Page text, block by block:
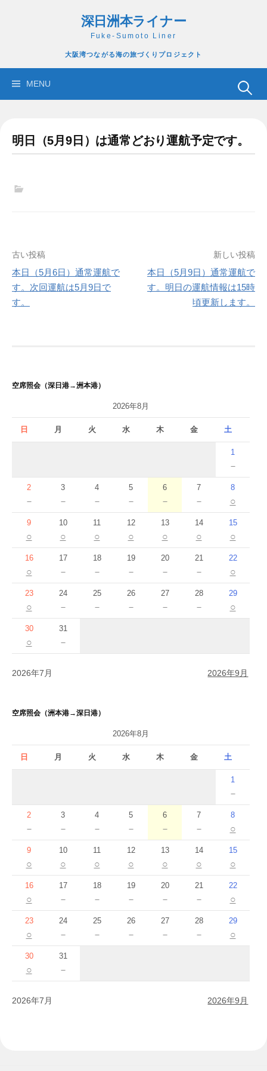
ツ
深日洲本ライナー
Fuke-Sumoto Liner
大阪湾つながる海の旅づくりプロジェクト
MENU
検
明日（5月9日）は通常どおり運航予定です。
投
稿
ナ
シ
ン
古い投稿
本日（5月6日）通常運航で
す。次回運航は5月9日で
す。
新しい投稿
本日（5月9日）通常運航で
す。明日の運航情報は15時
頃更新します。
空席照会（深日港→洲本港）
2026年8月
日 月 火 水 木 金 土
1
－
2
－
3
－
4
－
5
－
6
－
7
－
8
○
9
○
10
○
11
○
12
○
13
○
14
○
15
○
16
○
17
－
18
－
19
－
20
－
21
－
22
○
23
○
24
－
25
－
26
－
27
－
28
－
29
○
30
○
31
－
2026年7月 2026年9月
空席照会（洲本港→深日港）
2026年8月
日 月 火 水 木 金 土
1
－
2
－
3
－
4
－
5
－
6
－
7
－
8
○
9
○
10
○
11
○
12
○
13
○
14
○
15
○
16
○
17
－
18
－
19
－
20
－
21
－
22
○
23
○
24
－
25
－
26
－
27
－
28
－
29
○
30
○
31
－
2026年7月 2026年9月